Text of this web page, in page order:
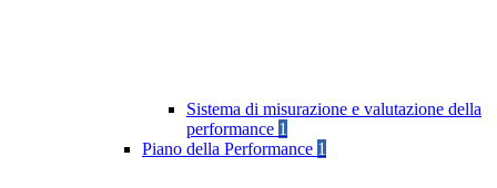
Sistema di misurazione e valutazione della
performance 1
Piano della Performance 1